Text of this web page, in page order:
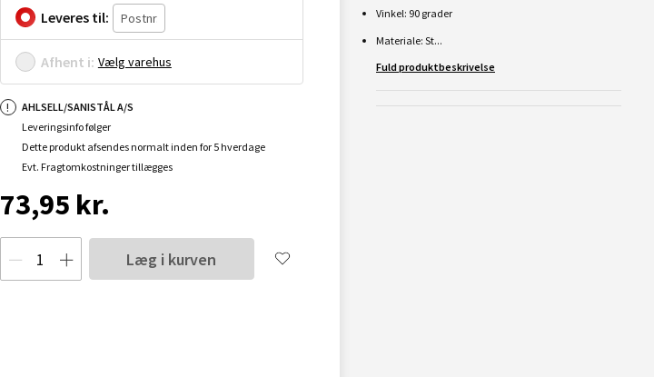
Leveres til:
Afhent i: Vælg varehus
AHLSELL/SANISTÅL A/S
Leveringsinfo følger
Dette produkt afsendes normalt inden for 5 hverdage
Evt. Fragtomkostninger tillægges
73,95 kr.
Læg i kurven
Vinkel: 90 grader
Materiale: St...
Fuld produktbeskrivelse